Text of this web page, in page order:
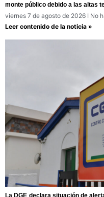
monte público debido a las altas
viernes 7 de agosto de 2026
No
Leer contenido de la noticia »
La DGE declara situación de